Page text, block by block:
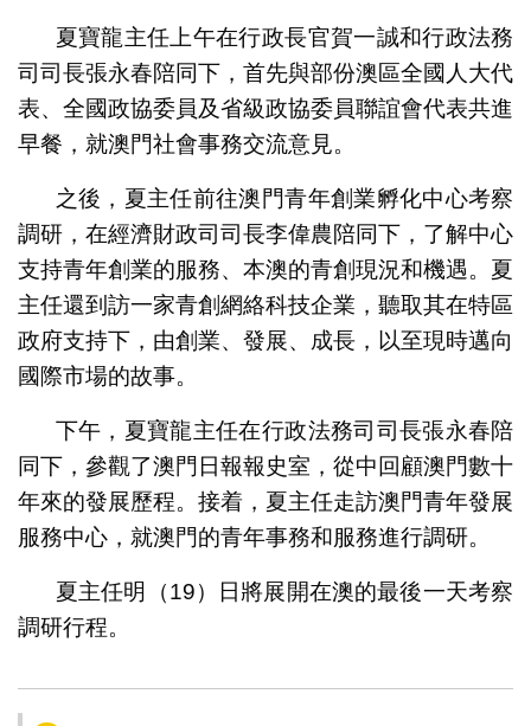
夏寶龍主任上午在行政長官賀一誠和行政法務
司司長張永春陪同下，首先與部份澳區全國人大代
表、全國政協委員及省級政協委員聯誼會代表共進
早餐，就澳門社會事務交流意見。
之後，夏主任前往澳門青年創業孵化中心考察
調研，在經濟財政司司長李偉農陪同下，了解中心
支持青年創業的服務、本澳的青創現況和機遇。夏
主任還到訪一家青創網絡科技企業，聽取其在特區
政府支持下，由創業、發展、成長，以至現時邁向
國際市場的故事。
下午，夏寶龍主任在行政法務司司長張永春陪
同下，參觀了澳門日報報史室，從中回顧澳門數十
年來的發展歷程。接着，夏主任走訪澳門青年發展
服務中心，就澳門的青年事務和服務進行調研。
夏主任明（19）日將展開在澳的最後一天考察
調研行程。